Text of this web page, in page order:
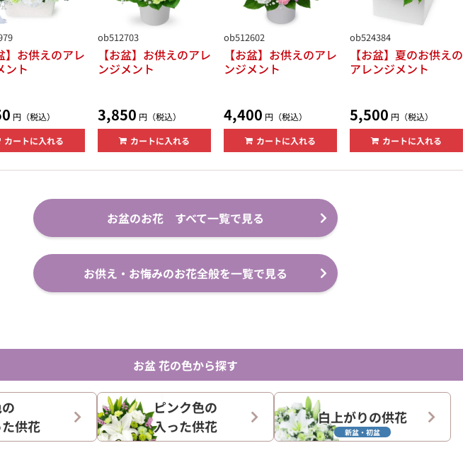
】お供えのアレ
ント
円（税込）
カートに入れる
ob512703
【お盆】お供えのアレ
ンジメント
3,850 円（税込）
カートに入れる
ob512602
【お盆】お供えのアレ
ンジメント
4,400 円（税込）
カートに入れる
ob524384
【お盆】夏のお供えの
アレンジメント
5,500 円（税込）
カートに入れる
お盆のお花 すべて一覧で見る
お供え・お悔みのお花全般を一覧で見る
お盆 花の色から探す
供花
ピンク色の
入った供花
白上がりの供花
新盆・初盆